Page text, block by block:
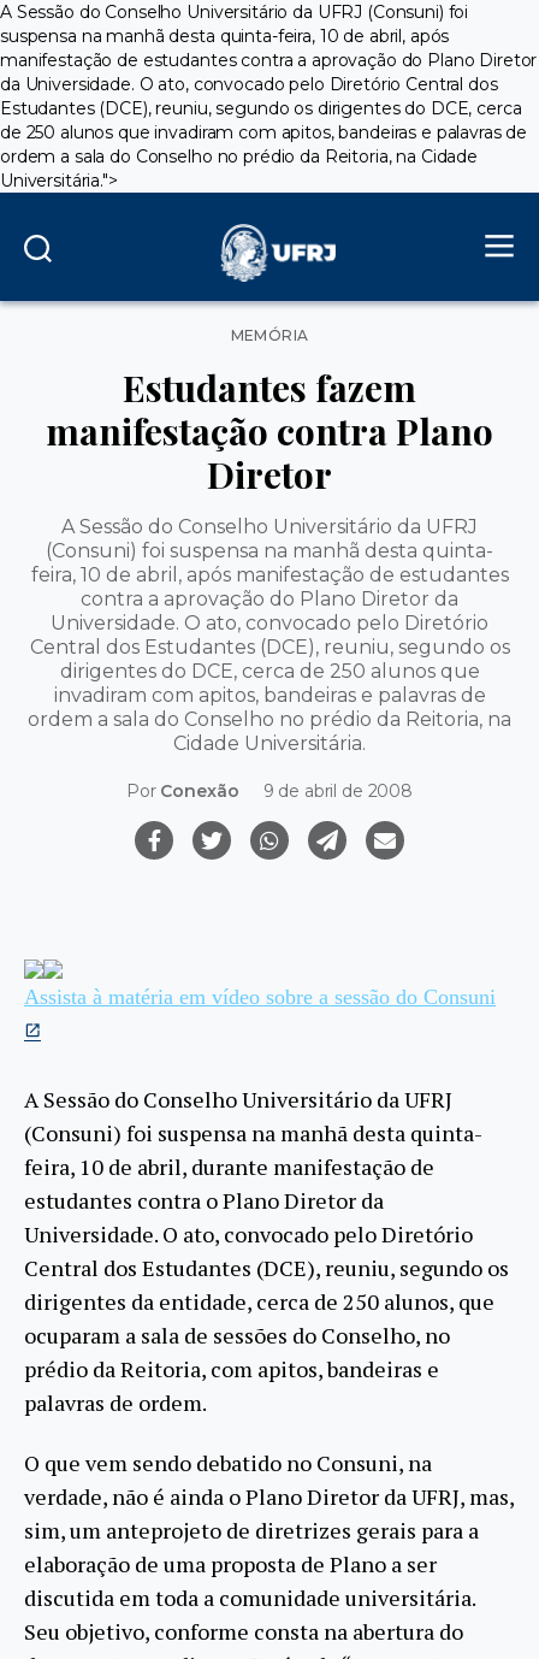
A Sessão do Conselho Universitário da UFRJ (Consuni) foi
suspensa na manhã desta quinta-feira, 10 de abril, após
manifestação de estudantes contra a aprovação do Plano Diretor
da Universidade. O ato, convocado pelo Diretório Central dos
Estudantes (DCE), reuniu, segundo os dirigentes do DCE, cerca
de 250 alunos que invadiram com apitos, bandeiras e palavras de
ordem a sala do Conselho no prédio da Reitoria, na Cidade
Universitária.">
Categorias
MEMÓRIA
Estudantes fazem
manifestação contra Plano
Diretor
A Sessão do Conselho Universitário da UFRJ
(Consuni) foi suspensa na manhã desta quinta-
feira, 10 de abril, após manifestação de estudantes
contra a aprovação do Plano Diretor da
Universidade. O ato, convocado pelo Diretório
Central dos Estudantes (DCE), reuniu, segundo os
dirigentes do DCE, cerca de 250 alunos que
invadiram com apitos, bandeiras e palavras de
ordem a sala do Conselho no prédio da Reitoria, na
Cidade Universitária.
Por Conexão 9 de abril de 2008
Assista à matéria em vídeo sobre a sessão do Consuni
A Sessão do Conselho Universitário da UFRJ
(Consuni) foi suspensa na manhã desta quinta-
feira, 10 de abril, durante manifestação de
estudantes contra o Plano Diretor da
Universidade. O ato, convocado pelo Diretório
Central dos Estudantes (DCE), reuniu, segundo os
dirigentes da entidade, cerca de 250 alunos, que
ocuparam a sala de sessões do Conselho, no
prédio da Reitoria, com apitos, bandeiras e
palavras de ordem.
O que vem sendo debatido no Consuni, na
verdade, não é ainda o Plano Diretor da UFRJ, mas,
sim, um anteprojeto de diretrizes gerais para a
elaboração de uma proposta de Plano a ser
discutida em toda a comunidade universitária.
Seu objetivo, conforme consta na abertura do